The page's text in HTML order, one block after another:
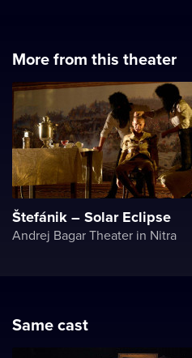
More from this theater
Štefánik – Solar Eclipse
Andrej Bagar Theater in Nitra
Same cast